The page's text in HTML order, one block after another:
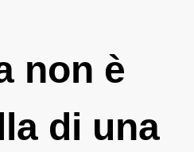
non è
di una